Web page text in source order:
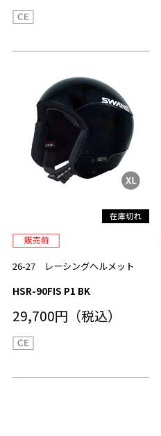
26-27 レーシングヘルメット
HSR-90FIS P1 BK
29,700円（税込）